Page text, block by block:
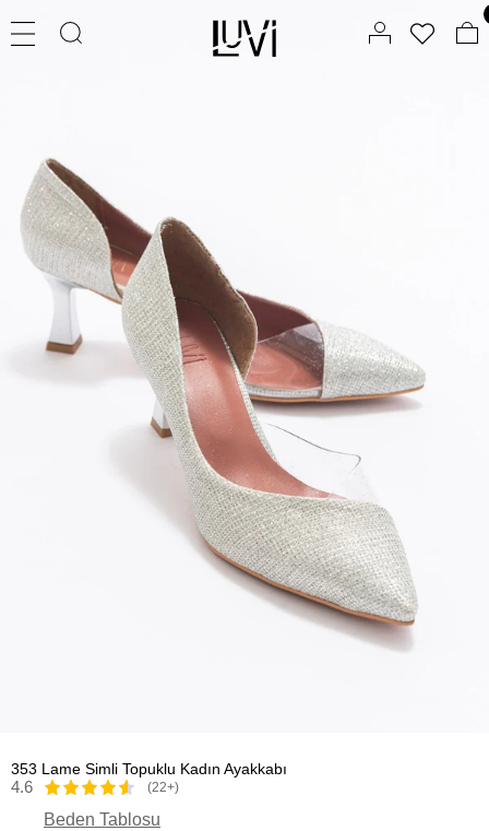
353 Lame Simli Topuklu Kadın Ayakkabı
4.6 (22+)
Beden Tablosu